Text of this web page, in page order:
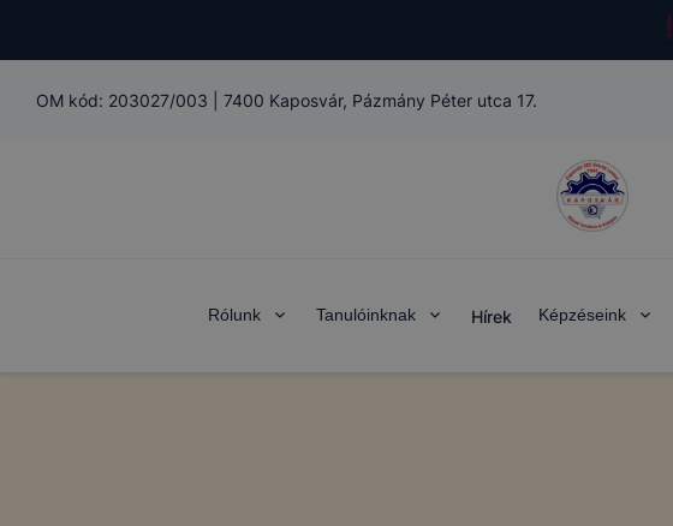
OM kód: 203027/003 7400 Kaposvár, Pázmány Péter utca 17.
Rólunk Tanulóinknak Hírek Képzéseink